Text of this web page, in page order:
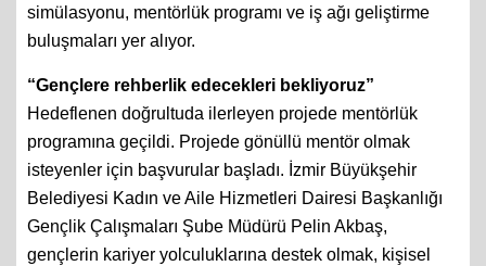
simülasyonu, mentörlük programı ve iş ağı geliştirme
buluşmaları yer alıyor.
“Gençlere rehberlik edecekleri bekliyoruz”
Hedeflenen doğrultuda ilerleyen projede mentörlük
programına geçildi. Projede gönüllü mentör olmak
isteyenler için başvurular başladı. İzmir Büyükşehir
Belediyesi Kadın ve Aile Hizmetleri Dairesi Başkanlığı
Gençlik Çalışmaları Şube Müdürü Pelin Akbaş,
gençlerin kariyer yolculuklarına destek olmak, kişisel